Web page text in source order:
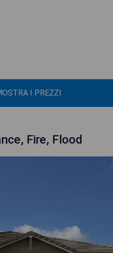
I PREZZI
Fire, Flood